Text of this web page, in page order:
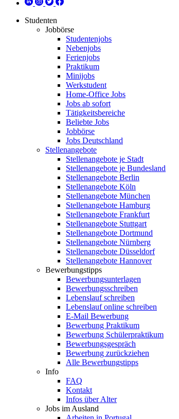
Studenten
Jobbörse
Studentenjobs
Nebenjobs
Ferienjobs
Praktikum
Minijobs
Werkstudent
Home-Office Jobs
Jobs ab sofort
Tätigkeitsbereiche
Beliebte Jobs
Jobbörse
Jobs Deutschland
Stellenangebote
Stellenangebote je Stadt
Stellenangebote je Bundesland
Stellenangebote Berlin
Stellenangebote Köln
Stellenangebote München
Stellenangebote Hamburg
Stellenangebote Frankfurt
Stellenangebote Stuttgart
Stellenangebote Dortmund
Stellenangebote Nürnberg
Stellenangebote Düsseldorf
Stellenangebote Hannover
Bewerbungstipps
Bewerbungsunterlagen
Bewerbungsschreiben
Lebenslauf schreiben
Lebenslauf online schreiben
E-Mail Bewerbung
Bewerbung Praktikum
Bewerbung Schülerpraktikum
Bewerbungsgespräch
Bewerbung zurückziehen
Alle Bewerbungstipps
Info
FAQ
Kontakt
Infos über Alter
Jobs im Ausland